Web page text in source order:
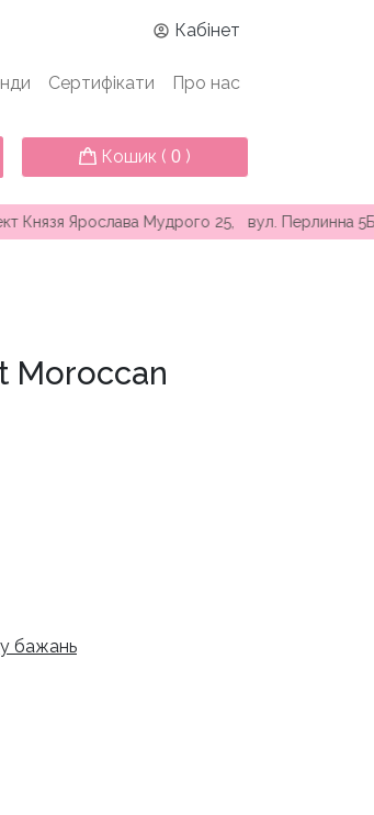
Кабінет
Сертифікати Про нас
Кошик ( 0 )
Мудрого 25, вул. Перлинна 5Б (ТЦ
Moroccan
бажань